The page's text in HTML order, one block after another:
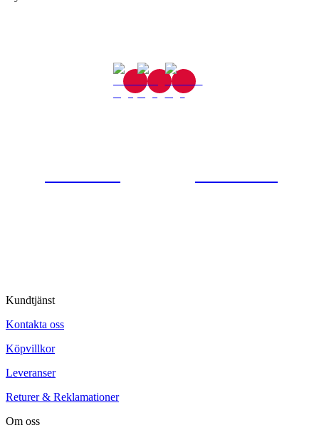
Kundtjänst
Kontakta oss
Köpvillkor
Leveranser
Returer & Reklamationer
Om oss